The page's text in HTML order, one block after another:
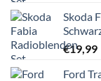
Skoda
€19,99
Ford